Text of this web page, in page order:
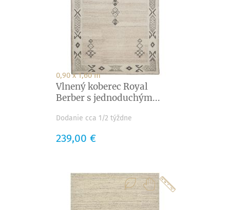
0,90 x 1,60 m
Vlnený koberec Royal
Berber s jednoduchým...
Dodanie cca 1/2 týždne
Cena
239,00 €